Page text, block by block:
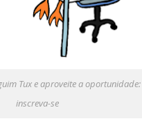
Tux e aproveite a oportunidade:
inscreva-se